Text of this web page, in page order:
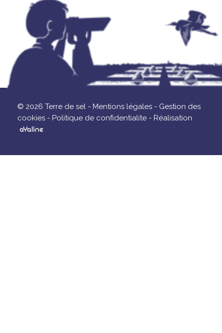
© 2026 Terre de sel - Mentions légales - Gestion des
cookies - Politique de confidentialite - Réalisation